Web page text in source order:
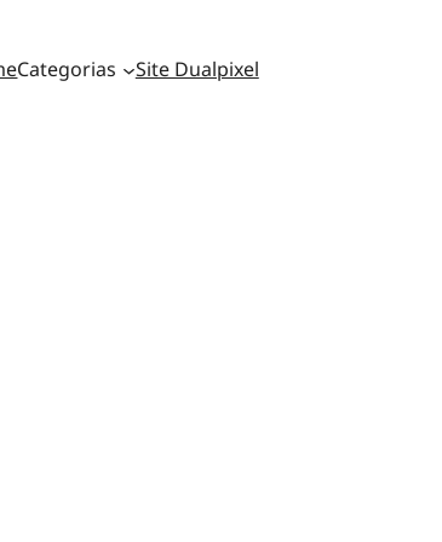
Categorias Site Dualpixel